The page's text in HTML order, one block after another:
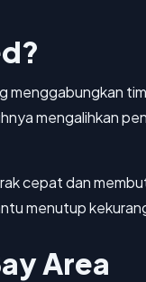
mengalihkan
cepat dan
menutup
Area